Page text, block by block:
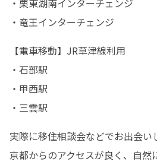
・栗東湖南インターチェンジ
・竜王インターチェンジ
【電車移動】JR草津線利用
・石部駅
・甲西駅
・三雲駅
実際に移住相談会などでお出会い
京都からのアクセスが良く、自然